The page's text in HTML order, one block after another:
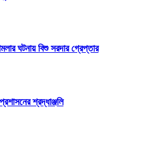
ঘটনায় বিশু সরদার গ্রেপ্তার
শ্রদ্ধাঞ্জলি